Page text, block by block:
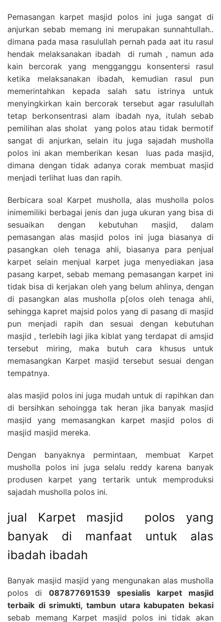
Pemasangan karpet masjid polos ini juga sangat di
anjurkan sebab memang ini merupakan sunnahtullah..
dimana pada masa rasulullah pernah pada aat itu rasul
hendak melaksanakan ibadah di rumah , namun ada
kain bercorak yang mengganggu konsentersi rasul
ketika melaksanakan ibadah, kemudian rasul pun
memerintahkan kepada salah satu istrinya untuk
menyingkirkan kain bercorak tersebut agar rasulullah
tetap berkonsentrasi alam ibadah nya, itulah sebab
pemilihan alas sholat yang polos atau tidak bermotif
sangat di anjurkan, selain itu juga sajadah musholla
polos ini akan memberikan kesan luas pada masjid,
dimana dengan tidak adanya corak membuat masjid
menjadi terlihat luas dan rapih.
Berbicara soal Karpet musholla, alas musholla polos
inimemiliki berbagai jenis dan juga ukuran yang bisa di
sesuaikan dengan kebutuhan masjid, dalam
pemasangan alas masjid polos ini juga biasanya di
pasangkan oleh tenaga ahli, biasanya para penjual
karpet selain menjual karpet juga menyediakan jasa
pasang karpet, sebab memang pemasangan karpet ini
tidak bisa di kerjakan oleh yang belum ahlinya, dengan
di pasangkan alas musholla p[olos oleh tenaga ahli,
sehingga kapret majsid polos yang di pasang di masjid
pun menjadi rapih dan sesuai dengan kebutuhan
masjid , terlebih lagi jika kiblat yang terdapat di amsjid
tersebut miring, maka butuh cara khusus untuk
memasangkan Karpet masjid tersebut sesuai dengan
tempatnya.
alas masjid polos ini juga mudah untuk di rapihkan dan
di bersihkan sehoingga tak heran jika banyak masjid
masjid yang memasangkan karpet masjid polos di
masjid masjid mereka.
Dengan banyaknya permintaan, membuat Karpet
musholla polos ini juga selalu reddy karena banyak
produsen karpet yang tertarik untuk memproduksi
sajadah musholla polos ini.
jual Karpet masjid polos yang
banyak di manfaat untuk alas
ibadah ibadah
Banyak masjid masjid yang mengunakan alas musholla
polos di 087877691539 spesialis karpet masjid
terbaik di srimukti, tambun utara kabupaten bekasi
sebab memang Karpet masjid polos ini tidak akan